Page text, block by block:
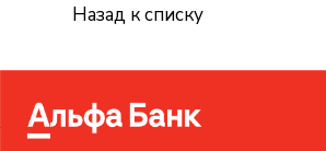
Назад к списку